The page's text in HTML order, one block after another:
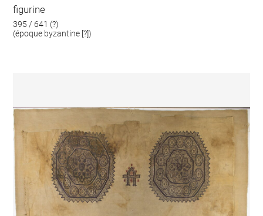
figurine
395 / 641 (?)
(époque byzantine [?])